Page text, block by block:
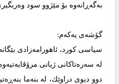
بەگەڕانەوە بۆ مێژوو سود
گۆشەی یەکەم:
سیاسی کورد، ئاهورامەزادی
لە سەرەتاكانی ژیانی
دوو دیوی دراوێك، لە بنەما